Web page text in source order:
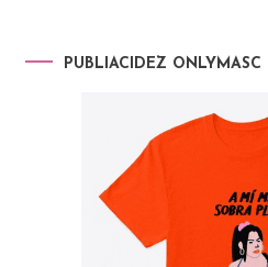
PUBLIACIDEZ ONLYMASC